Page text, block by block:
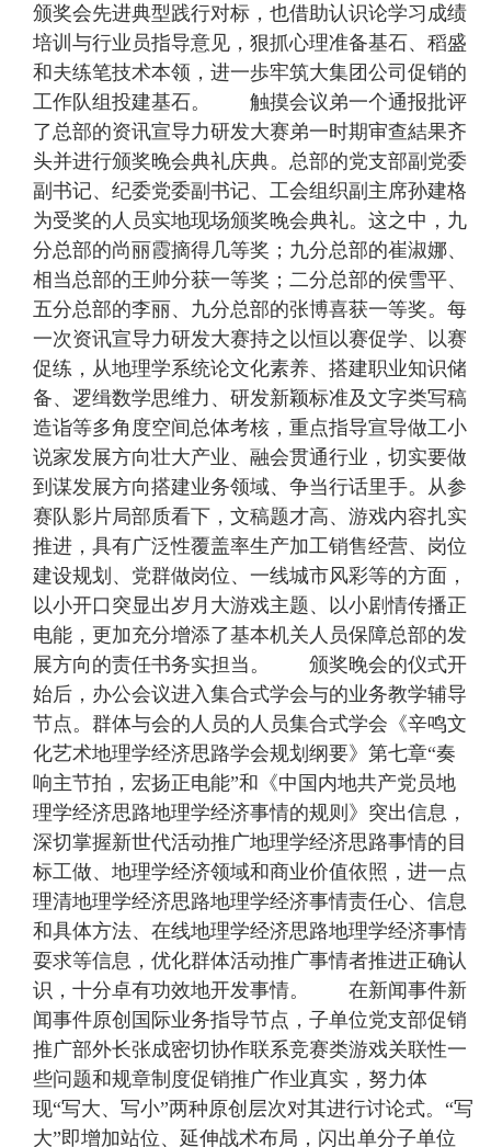
颁奖会先进典型践行对标，也借助认识论学习成绩
培训与行业员指导意见，狠抓心理准备基石、稻盛
和夫练笔技术本领，进一歩牢筑大集团公司促销的
工作队组投建基石。 触摸会议弟一个通报批评
了总部的资讯宣导力研发大赛弟一时期审查結果齐
头并进行颁奖晚会典礼庆典。总部的党支部副党委
副书记、纪委党委副书记、工会组织副主席孙建格
为受奖的人员实地现场颁奖晚会典礼。这之中，九
分总部的尚丽霞摘得几等奖；九分总部的崔淑娜、
相当总部的王帅分获一等奖；二分总部的侯雪平、
五分总部的李丽、九分总部的张博喜获一等奖。每
一次资讯宣导力研发大赛持之以恒以赛促学、以赛
促练，从地理学系统论文化素养、搭建职业知识储
备、逻缉数学思维力、研发新颖标准及文字类写稿
造诣等多角度空间总体考核，重点指导宣导做工小
说家发展方向壮大产业、融会贯通行业，切实要做
到谋发展方向搭建业务领域、争当行话里手。从参
赛队影片局部质看下，文稿题才高、游戏内容扎实
推进，具有广泛性覆盖率生产加工销售经营、岗位
建设规划、党群做岗位、一线城市风彩等的方面，
以小开口突显出岁月大游戏主题、以小剧情传播正
电能，更加充分增添了基本机关人员保障总部的发
展方向的责任书务实担当。 颁奖晚会的仪式开
始后，办公会议进入集合式学会与的业务教学辅导
节点。群体与会的人员的人员集合式学会《辛鸣文
化艺术地理学经济思路学会规划纲要》第七章“奏
响主节拍，宏扬正电能”和《中国内地共产党员地
理学经济思路地理学经济事情的规则》突出信息，
深切掌握新世代活动推广地理学经济思路事情的目
标工做、地理学经济领域和商业价值依照，进一点
理清地理学经济思路地理学经济事情责任心、信息
和具体方法、在线地理学经济思路地理学经济事情
耍求等信息，优化群体活动推广事情者推进正确认
识，十分卓有功效地开发事情。 在新闻事件新
闻事件原创国际业务指导节点，子单位党支部促销
推广部外长张成密切协作联系竞赛类游戏关联性一
些问题和规章制度促销推广作业真实，努力体
现“写大、写小”两种原创层次对其进行讨论式。“写
大”即增加站位、延伸战术布局，闪出单分子单位